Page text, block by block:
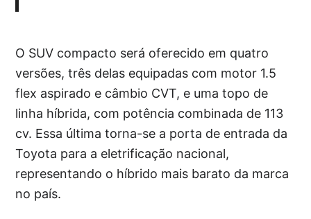
O SUV compacto será oferecido em quatro
versões, três delas equipadas com motor 1.5
flex aspirado e câmbio CVT, e uma topo de
linha híbrida, com potência combinada de 113
cv. Essa última torna-se a porta de entrada da
Toyota para a eletrificação nacional,
representando o híbrido mais barato da marca
no país.